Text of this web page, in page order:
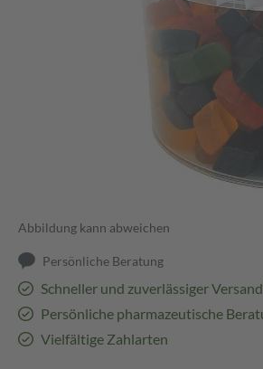
Abbildung kann abweichen
Persönliche Beratung
Schneller und zuverlässiger
Persönliche pharmazeutische
Vielfältige Zahlarten